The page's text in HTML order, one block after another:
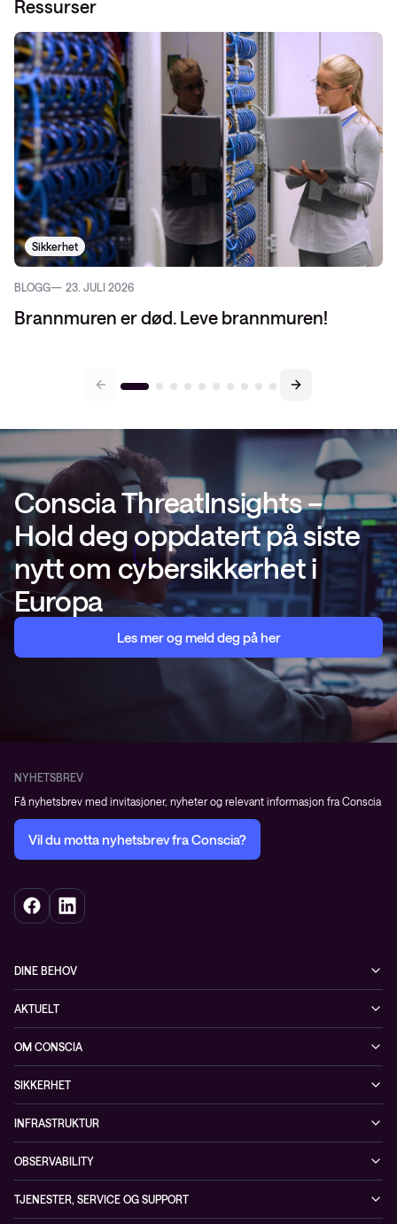
Ressurser
Sikkerhet
BLOGG 23. JULI 2026
Brannmuren er død. Leve brannmuren!
Conscia ThreatInsights –
Hold deg oppdatert på siste
nytt om cybersikkerhet i
Europa
Les mer og meld deg på her
NYHETSBREV
Få nyhetsbrev med invitasjoner, nyheter og relevant informasjon fra Conscia
Vil du motta nyhetsbrev fra Conscia?
DINE BEHOV
Sikkerhet
Observability
Tjenester, service og support
AKTUELT
Referanser
Whitepapers
Blogg
Nyheter
OM CONSCIA
Ansatte
Partnere
Presserom
Aktsomhetsvurdering
SIKKERHET
Sikkerhetsløsninger
Conscia ThreatInsights
INFRASTRUKTUR
Løsninger
OBSERVABILITY
TJENESTER, SERVICE OG SUPPORT